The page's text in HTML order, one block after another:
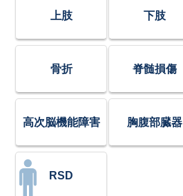
上肢 下肢
骨折 脊髄損傷
高次脳機能障害 胸腹部臓器
RSD